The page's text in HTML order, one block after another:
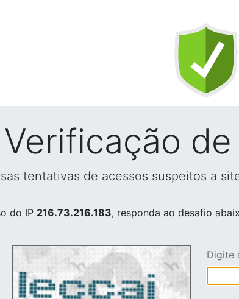
Verificação
tentativas de acessos suspeitos a
do IP 216.73.216.183, responda ao desafio
Digite